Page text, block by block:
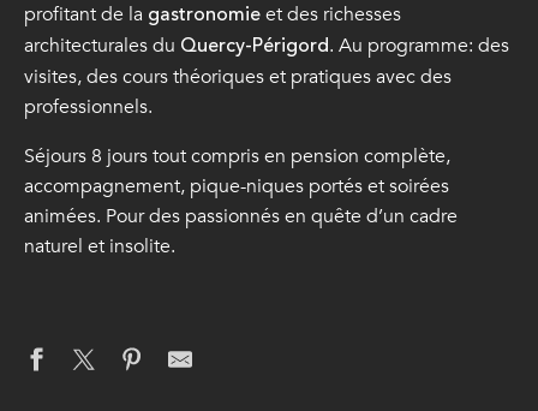
profitant de la gastronomie et des richesses
architecturales du Quercy-Périgord. Au programme: des
visites, des cours théoriques et pratiques avec des
professionnels.
Séjours 8 jours tout compris en pension complète,
accompagnement, pique-niques portés et soirées
animées. Pour des passionnés en quête d’un cadre
naturel et insolite.